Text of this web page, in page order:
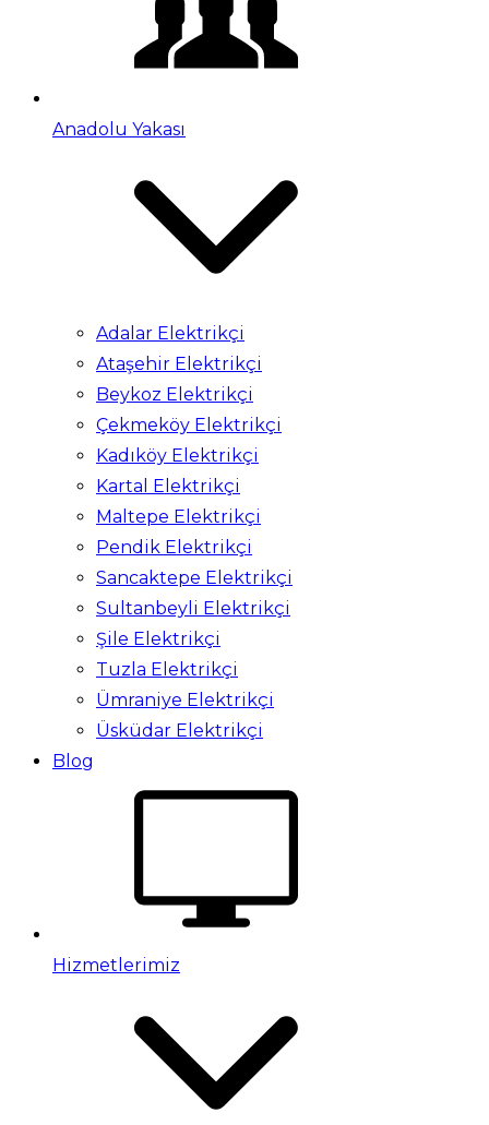
Anadolu Yakası
Adalar Elektrikçi
Ataşehir Elektrikçi
Beykoz Elektrikçi
Çekmeköy Elektrikçi
Kadıköy Elektrikçi
Kartal Elektrikçi
Maltepe Elektrikçi
Pendik Elektrikçi
Sancaktepe Elektrikçi
Sultanbeyli Elektrikçi
Şile Elektrikçi
Tuzla Elektrikçi
Ümraniye Elektrikçi
Üsküdar Elektrikçi
Blog
Hizmetlerimiz